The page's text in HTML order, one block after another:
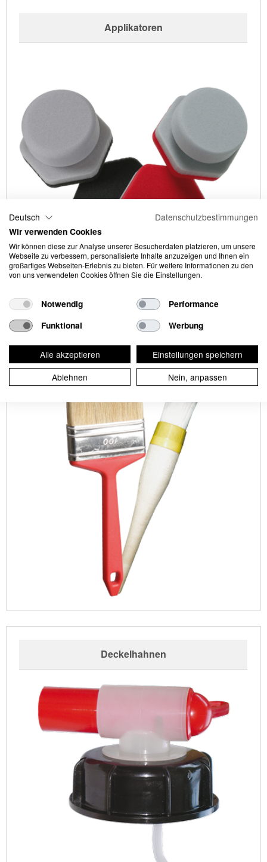
Applikatoren
Deckelhahnen
Deutsch
Datenschutzbestimmungen
Wir verwenden Cookies
Wir können diese zur Analyse unserer Besucherdaten platzieren, um unsere
Webseite zu verbessern, personalisierte Inhalte anzuzeigen und Ihnen ein
großartiges Webseiten-Erlebnis zu bieten. Für weitere Informationen zu den
von uns verwendeten Cookies öffnen Sie die Einstellungen.
Notwendig
Performance
Funktional
Werbung
Alle akzeptieren
Einstellungen speichern
Ablehnen
Nein, anpassen